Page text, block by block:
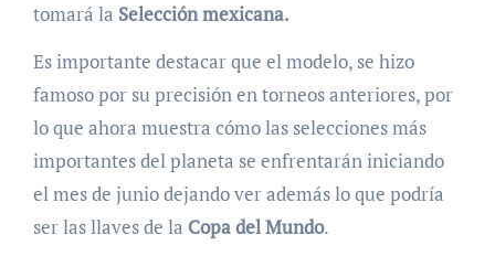
tomará la Selección mexicana.
Es importante destacar que el modelo, se hizo
famoso por su precisión en torneos anteriores, por
lo que ahora muestra cómo las selecciones más
importantes del planeta se enfrentarán iniciando
el mes de junio dejando ver además lo que podría
ser las llaves de la Copa del Mundo.